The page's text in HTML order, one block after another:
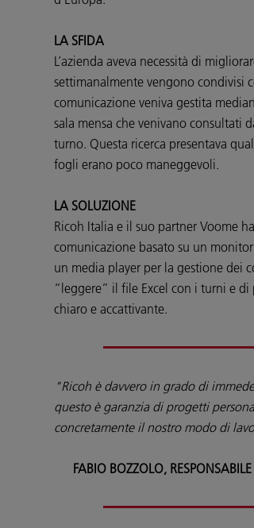
LA SFIDA
L’azienda aveva necessità di
settimanalmente vengono condivisi
comunicazione veniva gestita
sala mensa che venivano consultati
turno. Questa ricerca presentava
fogli erano poco maneggevoli.
LA SOLUZIONE
Ricoh Italia e il suo partner Voome
comunicazione basato su un
un media player per la gestione dei
“leggere” il file Excel con i turni e
chiaro e accattivante.
"Ricoh è davvero in grado di
questo è garanzia di progetti
concretamente il nostro modo di
FABIO BOZZOLO,